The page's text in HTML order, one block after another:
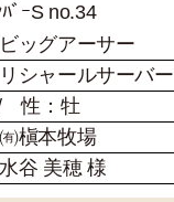
ﾞｰS no.34
ビッグアーサー
リシャールサーバー
性：牡
㈲槇本牧場
水谷 美穂 様